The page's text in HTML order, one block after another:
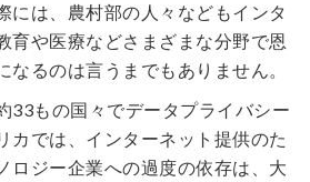
には、農村部の人々などもインタ
育や医療などさまざまな分野で恩
なるのは言うまでもありません。
33もの国々でデータプライバシー
カでは、インターネット提供のた
ロジー企業への過度の依存は、大